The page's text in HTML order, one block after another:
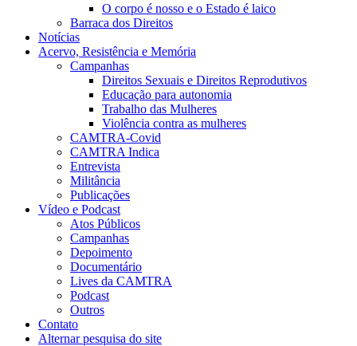
O corpo é nosso e o Estado é laico
Barraca dos Direitos
Notícias
Acervo, Resistência e Memória
Campanhas
Direitos Sexuais e Direitos Reprodutivos
Educação para autonomia
Trabalho das Mulheres
Violência contra as mulheres
CAMTRA-Covid
CAMTRA Indica
Entrevista
Militância
Publicações
Vídeo e Podcast
Atos Públicos
Campanhas
Depoimento
Documentário
Lives da CAMTRA
Podcast
Outros
Contato
Alternar pesquisa do site